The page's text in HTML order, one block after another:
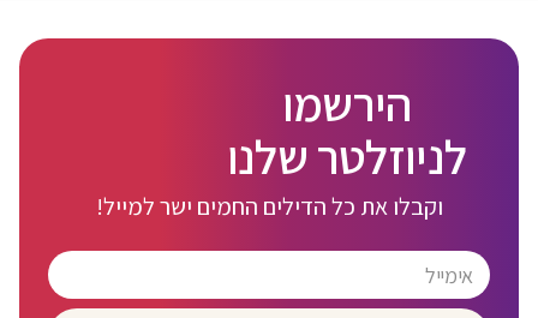
הירשמו
לניוזלטר שלנו
וקבלו את כל הדילים החמים ישר למייל!